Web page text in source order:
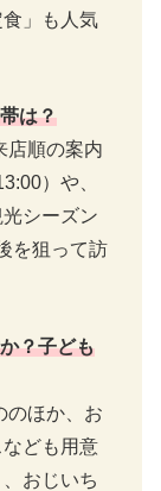
」も人気
は？
店順の案内
）や、
シーズン
を狙って訪
？子ども
のほか、お
ども用意
おじいち